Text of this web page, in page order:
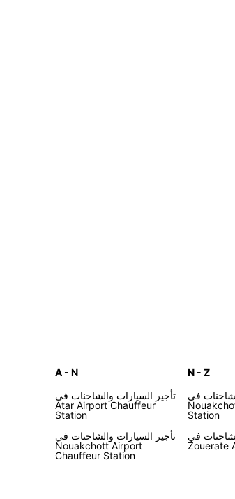
A - N
تأجير السيارات والشاحنات في
Atar Airport Chauffeur
Station
تأجير السيارات والشاحنات في
Nouakchott Airport
Chauffeur Station
N - Z
في
Station
في
Zouerate